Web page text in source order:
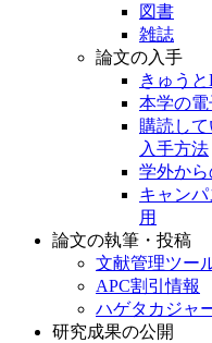
図書
雑誌
論文の入手
きゅうと
本学の
購読し
入手方法
学外か
キャン
用
論文の執筆・投稿
文献管理ツー
APC割引情報
ハゲタカジャ
研究成果の公開